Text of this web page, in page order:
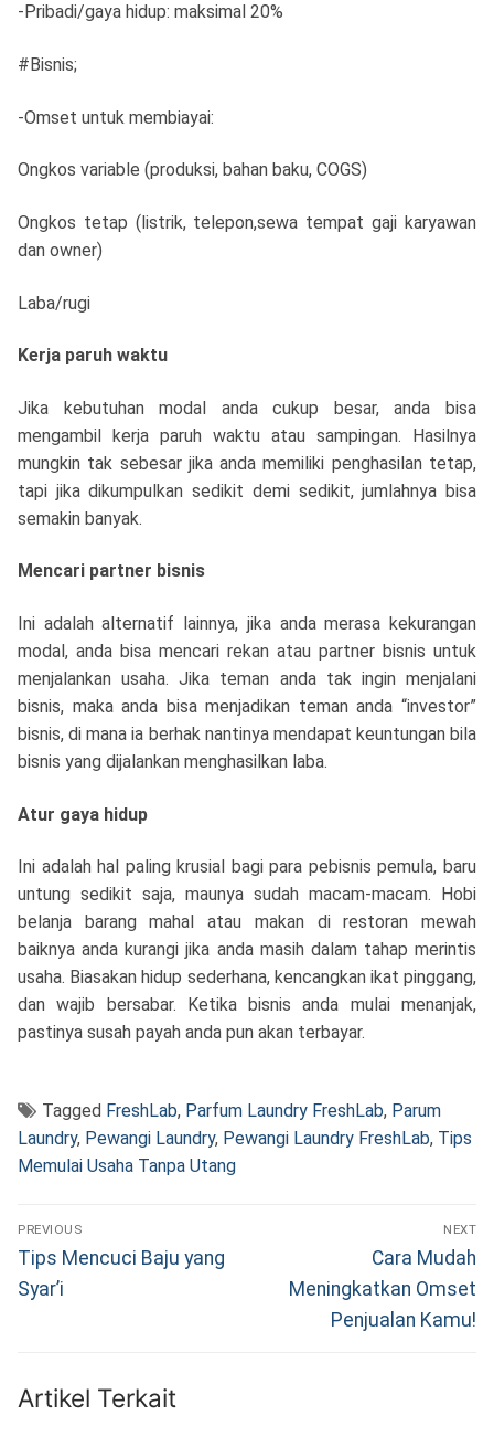
-Pribadi/gaya hidup: maksimal 20%
#Bisnis;
-Omset untuk membiayai:
Ongkos variable (produksi, bahan baku, COGS)
Ongkos tetap (listrik, telepon,sewa tempat gaji karyawan
dan owner)
Laba/rugi
Kerja paruh waktu
Jika kebutuhan modal anda cukup besar, anda bisa
mengambil kerja paruh waktu atau sampingan. Hasilnya
mungkin tak sebesar jika anda memiliki penghasilan tetap,
tapi jika dikumpulkan sedikit demi sedikit, jumlahnya bisa
semakin banyak.
Mencari partner bisnis
Ini adalah alternatif lainnya, jika anda merasa kekurangan
modal, anda bisa mencari rekan atau partner bisnis untuk
menjalankan usaha. Jika teman anda tak ingin menjalani
bisnis, maka anda bisa menjadikan teman anda “investor”
bisnis, di mana ia berhak nantinya mendapat keuntungan bila
bisnis yang dijalankan menghasilkan laba.
Atur gaya hidup
Ini adalah hal paling krusial bagi para pebisnis pemula, baru
untung sedikit saja, maunya sudah macam-macam. Hobi
belanja barang mahal atau makan di restoran mewah
baiknya anda kurangi jika anda masih dalam tahap merintis
usaha. Biasakan hidup sederhana, kencangkan ikat pinggang,
dan wajib bersabar. Ketika bisnis anda mulai menanjak,
pastinya susah payah anda pun akan terbayar.
Tagged FreshLab, Parfum Laundry FreshLab, Parum
Laundry, Pewangi Laundry, Pewangi Laundry FreshLab, Tips
Memulai Usaha Tanpa Utang
Navigasi
pos
PREVIOUS
Previous
post:
Tips Mencuci Baju yang
Syar’i
NEXT
Next
post:
Cara Mudah
Meningkatkan Omset
Penjualan Kamu!
Artikel Terkait